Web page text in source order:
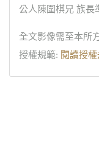
公人陳圍棋兄 族長
全文影像需至本所
授權規範: 閱讀授權